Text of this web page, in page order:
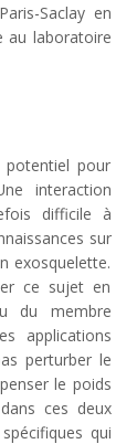
Saclay en
au laboratoire
potentiel pour
interaction
difficile à
sur
exosquelette.
ce sujet en
du membre
applications
perturber le
le poids
ces deux
qui